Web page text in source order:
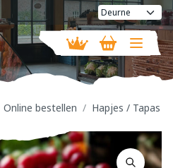
Online bestellen Hapjes / Tapas